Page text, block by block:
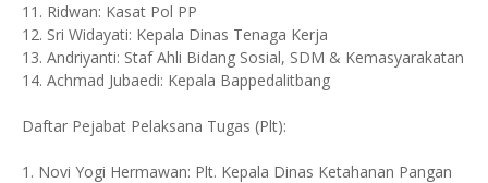
11. Ridwan: Kasat Pol PP
12. Sri Widayati: Kepala Dinas Tenaga Kerja
13. Andriyanti: Staf Ahli Bidang Sosial, SDM & Kemasyarakatan
14. Achmad Jubaedi: Kepala Bappedalitbang
Daftar Pejabat Pelaksana Tugas (Plt):
1. Novi Yogi Hermawan: Plt. Kepala Dinas Ketahanan Pangan